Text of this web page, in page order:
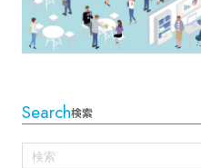
Search検索